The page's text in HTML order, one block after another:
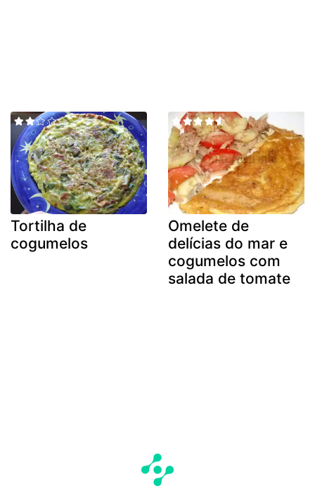
Tortilha de
cogumelos
Omelete de
delícias do mar e
cogumelos com
salada de tomate